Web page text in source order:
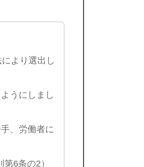
より選出し
うにしまし
、労働者に
6条の2）